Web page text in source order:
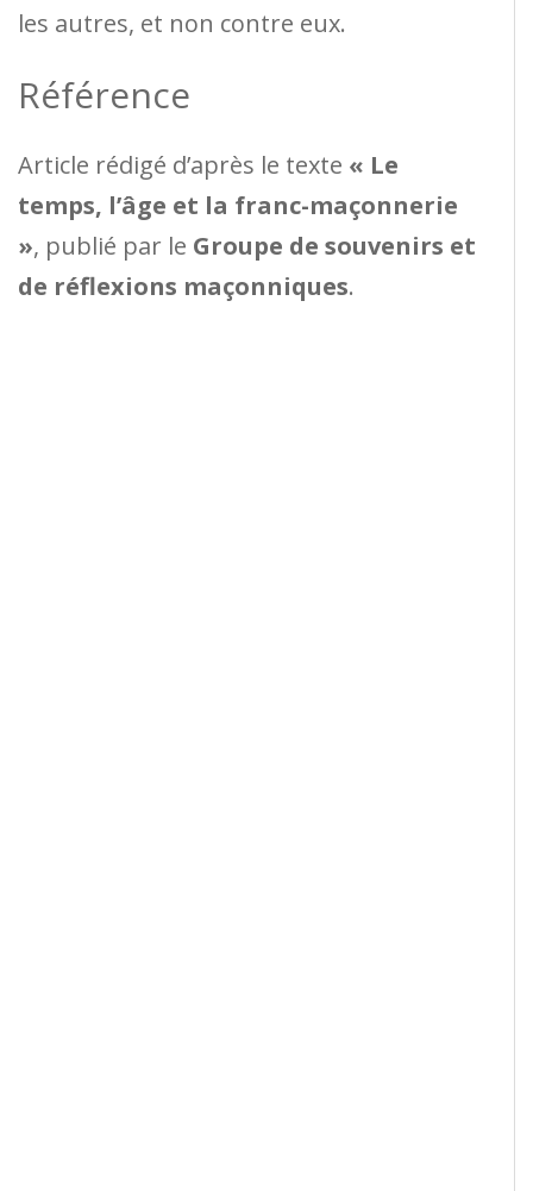
les autres, et non contre eux.
Référence
Article rédigé d’après le texte « Le
temps, l’âge et la franc-maçonnerie
», publié par le Groupe de souvenirs et
de réflexions maçonniques.